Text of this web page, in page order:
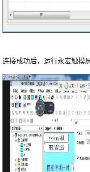
连接成功后，运行永宏触摸